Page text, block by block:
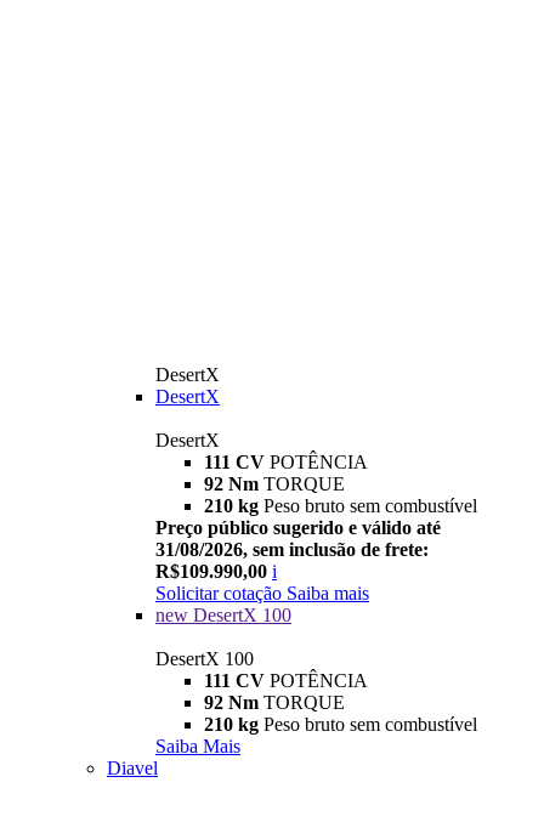
DesertX
DesertX
DesertX
111 CV POTÊNCIA
92 Nm TORQUE
210 kg Peso bruto sem combustível
Preço público sugerido e válido até
31/08/2026, sem inclusão de frete:
R$109.990,00 i
Solicitar cotação Saiba mais
new DesertX 100
DesertX 100
111 CV POTÊNCIA
92 Nm TORQUE
210 kg Peso bruto sem combustível
Saiba Mais
Diavel